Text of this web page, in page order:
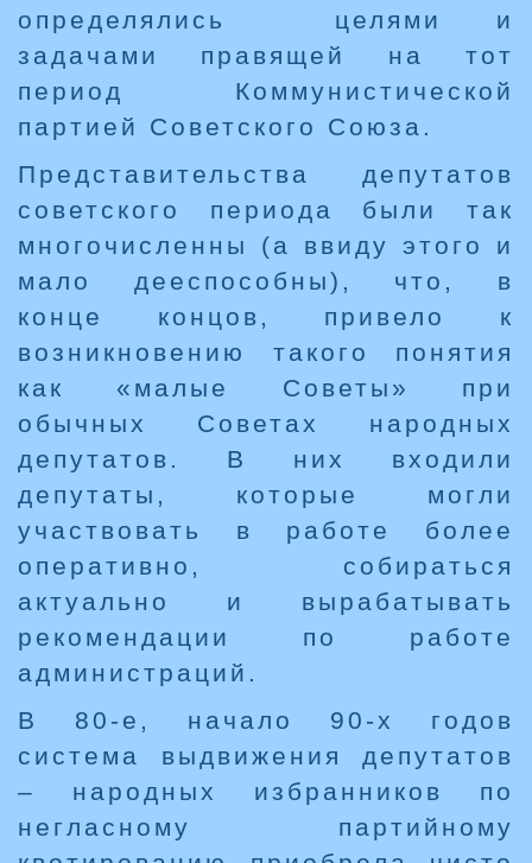
определялись целями и
задачами правящей на тот
период Коммунистической
партией Советского Союза.
Представительства депутатов
советского периода были так
многочисленны (а ввиду этого и
мало дееспособны), что, в
конце концов, привело к
возникновению такого понятия
как «малые Советы» при
обычных Советах народных
депутатов. В них входили
депутаты, которые могли
участвовать в работе более
оперативно, собираться
актуально и вырабатывать
рекомендации по работе
администраций.
В 80-е, начало 90-х годов
система выдвижения депутатов
– народных избранников по
негласному партийному